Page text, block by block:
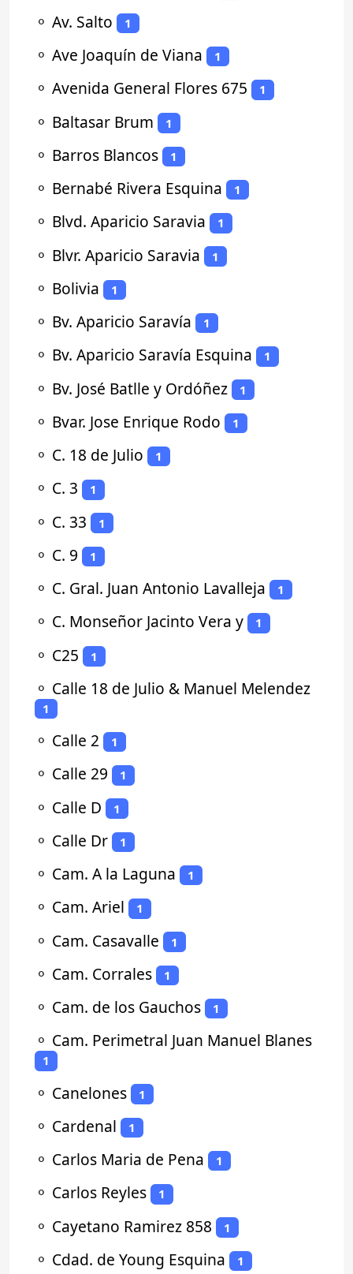
⚬ Av. Salto 1
⚬ Ave Joaquín de Viana 1
⚬ Avenida General Flores 675 1
⚬ Baltasar Brum 1
⚬ Barros Blancos 1
⚬ Bernabé Rivera Esquina 1
⚬ Blvd. Aparicio Saravia 1
⚬ Blvr. Aparicio Saravia 1
⚬ Bolivia 1
⚬ Bv. Aparicio Saravía 1
⚬ Bv. Aparicio Saravía Esquina 1
⚬ Bv. José Batlle y Ordóñez 1
⚬ Bvar. Jose Enrique Rodo 1
⚬ C. 18 de Julio 1
⚬ C. 3 1
⚬ C. 33 1
⚬ C. 9 1
⚬ C. Gral. Juan Antonio Lavalleja 1
⚬ C. Monseñor Jacinto Vera y 1
⚬ C25 1
⚬ Calle 18 de Julio & Manuel Melendez
1
⚬ Calle 2 1
⚬ Calle 29 1
⚬ Calle D 1
⚬ Calle Dr 1
⚬ Cam. A la Laguna 1
⚬ Cam. Ariel 1
⚬ Cam. Casavalle 1
⚬ Cam. Corrales 1
⚬ Cam. de los Gauchos 1
⚬ Cam. Perimetral Juan Manuel Blanes
1
⚬ Canelones 1
⚬ Cardenal 1
⚬ Carlos Maria de Pena 1
⚬ Carlos Reyles 1
⚬ Cayetano Ramirez 858 1
⚬ Cdad. de Young Esquina 1